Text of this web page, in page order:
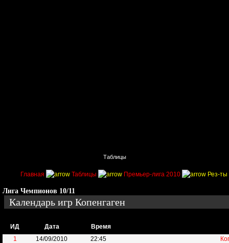
Таблицы
Главная Таблицы Премьер-лига 2010 Рез-ты
Лига Чемпионов 10/11
Календарь игр Копенгаген
ИД Дата
Время
1
14/09/2010 22:45